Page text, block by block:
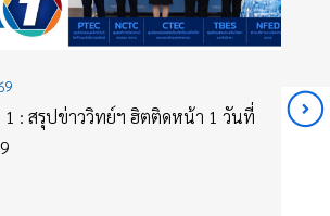
1 : สรุปข่าววิทย์ฯ ฮิตติดหน้า 1 วันที่